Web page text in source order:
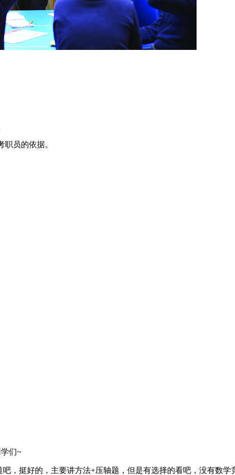
员的依据。
们~
，挺好的，主要讲方法+压轴题，但是有选择的看吧，没有数学